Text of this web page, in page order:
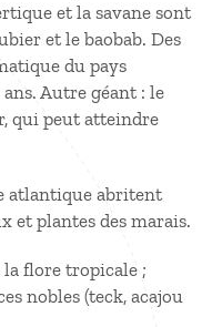
et la savane sont
et le baobab. Des
du pays
Autre géant : le
qui peut atteindre
atlantique abritent
et plantes des marais.
la flore tropicale ;
nobles (teck, acajou